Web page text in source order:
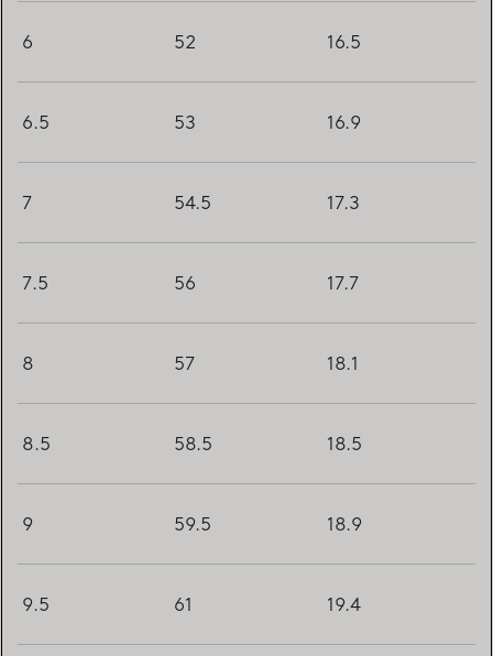
6 52 16.5
6.5 53 16.9
7 54.5 17.3
7.5 56 17.7
8 57 18.1
8.5 58.5 18.5
9 59.5 18.9
9.5 61 19.4